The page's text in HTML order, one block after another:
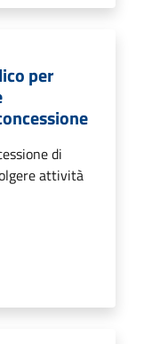
per
di
attività